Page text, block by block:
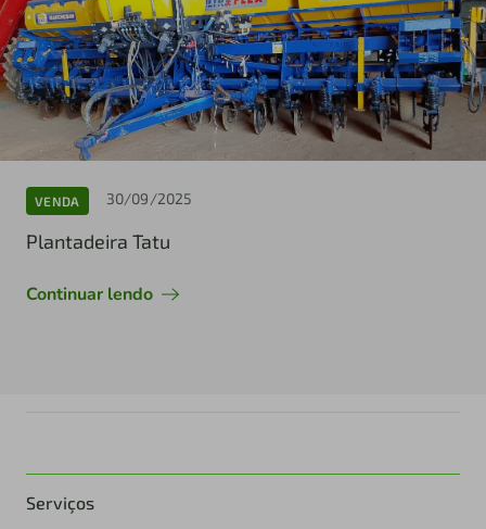
VENDA 30/09/2025
Plantadeira Tatu
Continuar lendo
Serviços